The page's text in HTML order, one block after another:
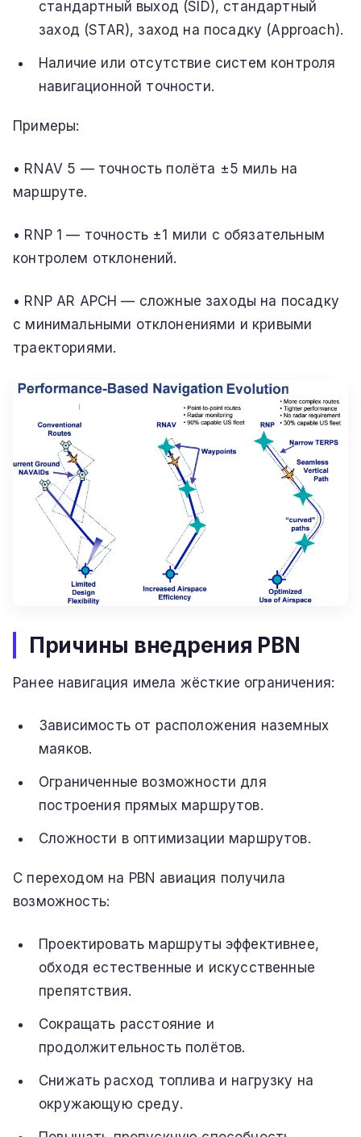
стандартный выход (SID), стандартный
заход (STAR), заход на посадку (Approach).
Наличие или отсутствие систем контроля
навигационной точности.
Примеры:
• RNAV 5 — точность полёта ±5 миль на
маршруте.
• RNP 1 — точность ±1 мили с обязательным
контролем отклонений.
• RNP AR APCH — сложные заходы на посадку
с минимальными отклонениями и кривыми
траекториями.
Причины внедрения PBN
Ранее навигация имела жёсткие ограничения:
Зависимость от расположения наземных
маяков.
Ограниченные возможности для
построения прямых маршрутов.
Сложности в оптимизации маршрутов.
С переходом на PBN авиация получила
возможность:
Проектировать маршруты эффективнее,
обходя естественные и искусственные
препятствия.
Сокращать расстояние и
продолжительность полётов.
Снижать расход топлива и нагрузку на
окружающую среду.